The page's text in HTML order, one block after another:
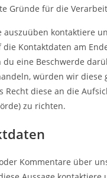
Gründe für die
auszuüben kontaktiere
Kontaktdaten am
du eine Beschwerde
würden wir diese
Recht diese an die
zu richten.
Kommentare über